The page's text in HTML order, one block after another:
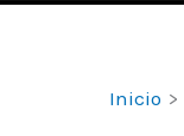
Inicio